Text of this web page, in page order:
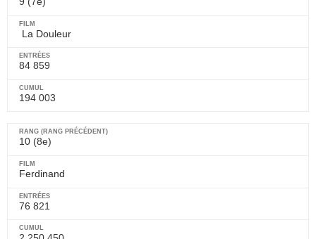
La Douleur
84 859
194 003
10 (8e)
Ferdinand
76 821